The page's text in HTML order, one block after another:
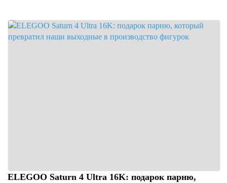
ELEGOO Saturn 4 Ultra 16K: подарок парню,